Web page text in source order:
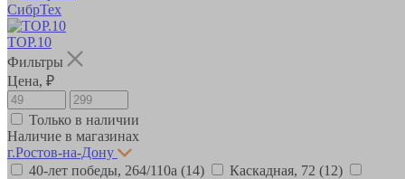
СибрТех
ТОР.10
Фильтры
Цена, ₽
Только в наличии
Наличие в магазинах
г.Ростов-на-Дону
40-лет победы, 264/110а (14) Каскадная, 72 (12)